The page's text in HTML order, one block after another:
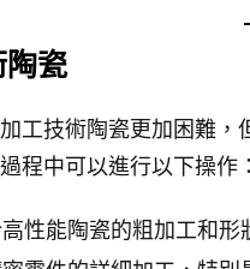
瓷
工技術陶瓷更加困難
程中可以進行以下操作：
性能陶瓷的粗加工和形